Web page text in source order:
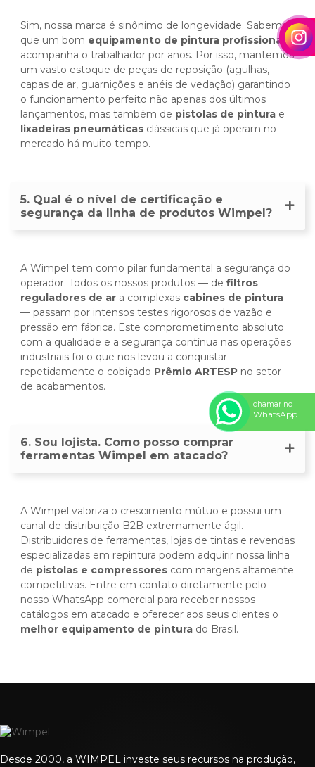
Sim, nossa marca é sinônimo de longevidade. Sabemos
que um bom equipamento de pintura profissional
acompanha o trabalhador por anos. Por isso, mantemos
um vasto estoque de peças de reposição (agulhas,
capas de ar, guarnições e anéis de vedação) garantindo
o funcionamento perfeito não apenas dos últimos
lançamentos, mas também de pistolas de pintura e
lixadeiras pneumáticas clássicas que já operam no
mercado há muito tempo.
5. Qual é o nível de certificação e
segurança da linha de produtos Wimpel?
A Wimpel tem como pilar fundamental a segurança do
operador. Todos os nossos produtos — de filtros
reguladores de ar a complexas cabines de pintura
— passam por intensos testes rigorosos de vazão e
pressão em fábrica. Este comprometimento absoluto
com a qualidade e a segurança contínua nas operações
industriais foi o que nos levou a conquistar
repetidamente o cobiçado Prêmio ARTESP no setor
de acabamentos.
6. Sou lojista. Como posso comprar
ferramentas Wimpel em atacado?
A Wimpel valoriza o crescimento mútuo e possui um
canal de distribuição B2B extremamente ágil.
Distribuidores de ferramentas, lojas de tintas e revendas
especializadas em repintura podem adquirir nossa linha
de pistolas e compressores com margens altamente
competitivas. Entre em contato diretamente pelo
nosso WhatsApp comercial para receber nossos
catálogos em atacado e oferecer aos seus clientes o
melhor equipamento de pintura do Brasil.
Desde 2000, a WIMPEL investe seus recursos na produção,
chamar no
WhatsApp